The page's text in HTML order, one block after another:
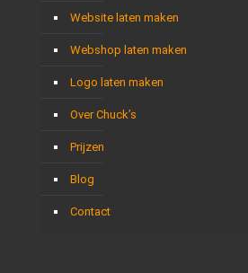
Website laten maken
Webshop laten maken
Logo laten maken
Over Chuck’s
Prijzen
Blog
Contact